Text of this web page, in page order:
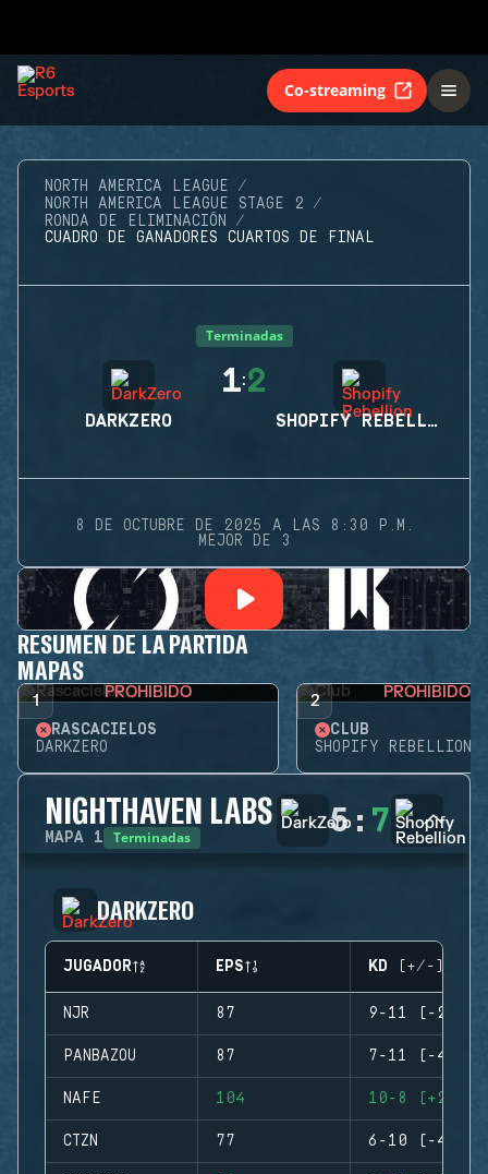
Co-streaming
NORTH AMERICA LEAGUE
NORTH AMERICA LEAGUE STAGE 2
RONDA DE ELIMINACIÓN
CUADRO DE GANADORES CUARTOS DE FINAL
Terminadas
DARKZERO
1:2
SHOPIFY REBELLION
8 DE OCTUBRE DE 2025 A LAS 8:30 P.M.
MEJOR DE 3
RESUMEN DE LA PARTIDA
MAPAS
1 PROHIBIDO
RASCACIELOS
DARKZERO
2 PROHIBIDO
CLUB
SHOPIFY REBELLION
NIGHTHAVEN LABS
MAPA 1 Terminadas 5: 7
DARKZERO
JUGADOR EPS KD (+/-)
NJR 87 9-11 (-2)
PANBAZOU 87 7-11 (-4)
NAFE 104 10-8 (+2)
CTZN 77 6-10 (-4)